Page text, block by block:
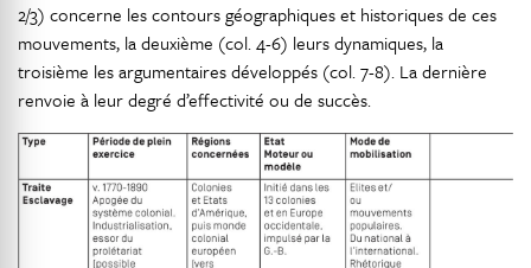
2/3) concerne les contours géographiques et historiques de ces
mouvements, la deuxième (col. 4-6) leurs dynamiques, la
troisième les argumentaires développés (col. 7-8). La dernière
renvoie à leur degré d’effectivité ou de succès.